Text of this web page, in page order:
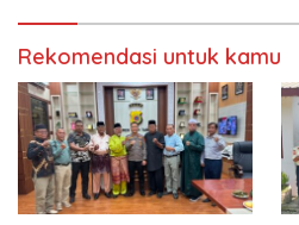
Rekomendasi untuk kamu